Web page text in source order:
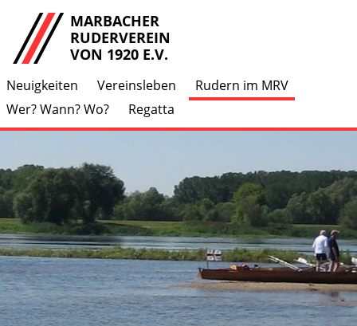
MARBACHER
RUDERVEREIN
VON 1920 E.V.
Neuigkeiten Vereinsleben
Rudern im MRV
Wer? Wann? Wo?
Regatta